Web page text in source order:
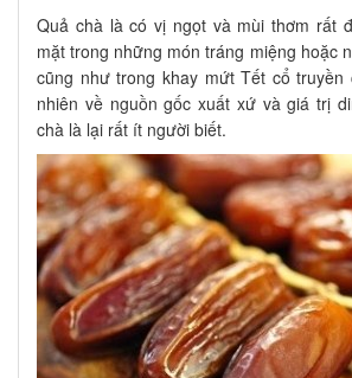
Quả chà là có vị ngọt và mùi thơm rất
mặt trong những món tráng miệng hoặc
cũng như trong khay mứt Tết cổ truyền
nhiên về nguồn gốc xuất xứ và giá trị
chà là lại rất ít người biết.